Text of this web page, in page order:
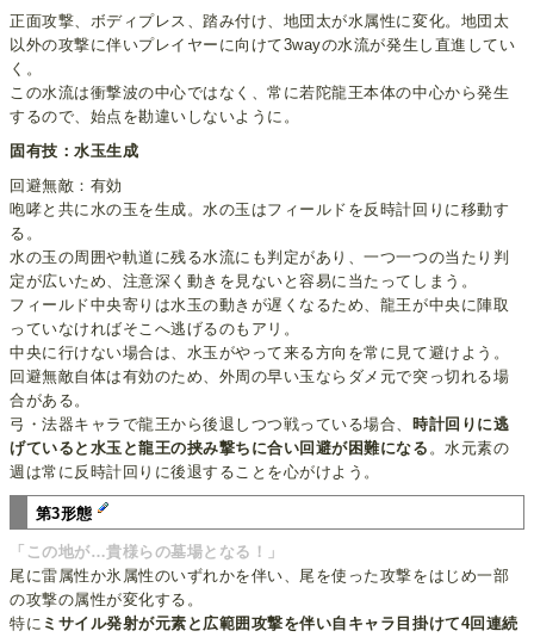
正面攻撃、ボディプレス、踏み付け、地団太が水属性に変化。地団太
以外の攻撃に伴いプレイヤーに向けて3wayの水流が発生し直進してい
く。
この水流は衝撃波の中心ではなく、常に若陀龍王本体の中心から発生
するので、始点を勘違いしないように。
固有技：水玉生成
回避無敵：有効
咆哮と共に水の玉を生成。水の玉はフィールドを反時計回りに移動す
る。
水の玉の周囲や軌道に残る水流にも判定があり、一つ一つの当たり判
定が広いため、注意深く動きを見ないと容易に当たってしまう。
フィールド中央寄りは水玉の動きが遅くなるため、龍王が中央に陣取
っていなければそこへ逃げるのもアリ。
中央に行けない場合は、水玉がやって来る方向を常に見て避けよう。
回避無敵自体は有効のため、外周の早い玉ならダメ元で突っ切れる場
合がある。
弓・法器キャラで龍王から後退しつつ戦っている場合、 時計回りに逃
げていると水玉と龍王の挟み撃ちに合い回避が困難になる 。水元素の
週は常に反時計回りに後退することを心がけよう。
第3形態
「この地が…貴様らの墓場となる！」
尾に雷属性か氷属性のいずれかを伴い、尾を使った攻撃をはじめ一部
の攻撃の属性が変化する。
特に ミサイル発射が元素と広範囲攻撃を伴い自キャラ目掛けて4回連続